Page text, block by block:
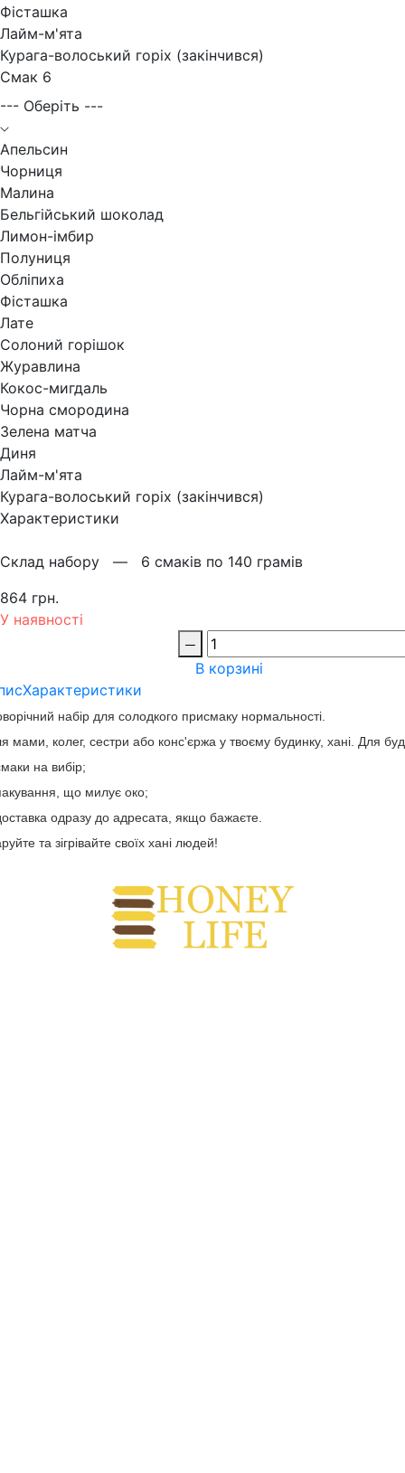
Фісташка
Лайм-м'ята
Курага-волоський горіх (закінчився)
Смак 6
--- Оберіть ---
Апельсин
Чорниця
Малина
Бельгійський шоколад
Лимон-імбир
Полуниця
Обліпиха
Фісташка
Лате
Солоний горішок
Журавлина
Кокос-мигдаль
Чорна смородина
Зелена матча
Диня
Лайм-м'ята
Курага-волоський горіх (закінчився)
Характеристики
Склад набору — 6 смаків по 140 грамів
864 грн.
У наявності
В корзині
Характеристики
набір для солодкого присмаку нормальності.
мами, колег, сестри або конс'єржа у твоєму будинку, хані. Для
на вибір;
що милує око;
одразу до адресата, якщо бажаєте.
та зігрівайте своїх хані людей!